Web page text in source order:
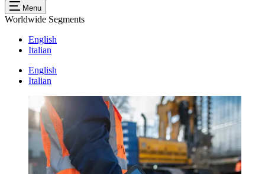
Menu
Worldwide Segments
English
Italian
English
Italian